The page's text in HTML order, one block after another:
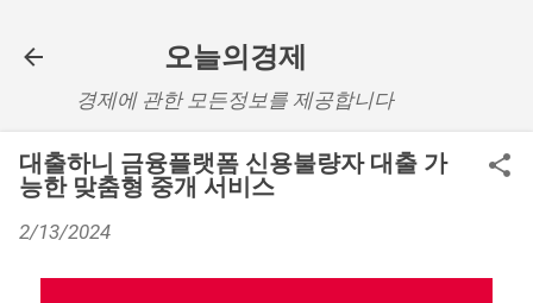
오늘의경제
경제에 관한 모든정보를 제공합니다
대출하니 금융플랫폼 신용불량자 대출 가
능한 맞춤형 중개 서비스
2/13/2024